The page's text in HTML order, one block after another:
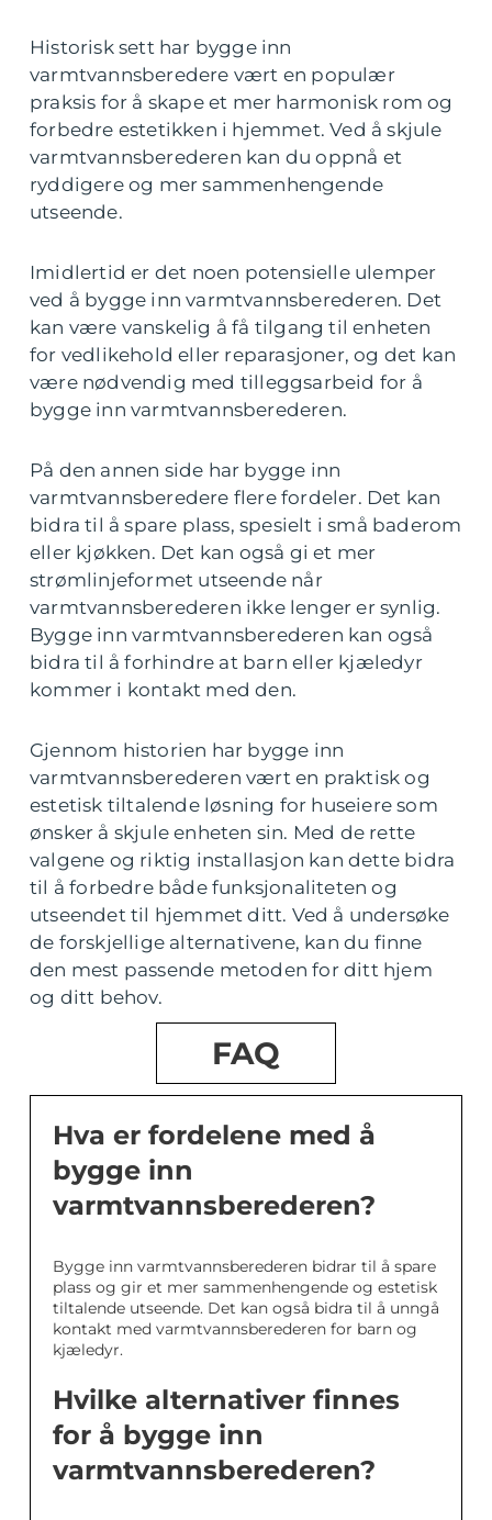
Historisk sett har bygge inn
varmtvannsberedere vært en populær
praksis for å skape et mer harmonisk rom og
forbedre estetikken i hjemmet. Ved å skjule
varmtvannsberederen kan du oppnå et
ryddigere og mer sammenhengende
utseende.
Imidlertid er det noen potensielle ulemper
ved å bygge inn varmtvannsberederen. Det
kan være vanskelig å få tilgang til enheten
for vedlikehold eller reparasjoner, og det kan
være nødvendig med tilleggsarbeid for å
bygge inn varmtvannsberederen.
På den annen side har bygge inn
varmtvannsberedere flere fordeler. Det kan
bidra til å spare plass, spesielt i små baderom
eller kjøkken. Det kan også gi et mer
strømlinjeformet utseende når
varmtvannsberederen ikke lenger er synlig.
Bygge inn varmtvannsberederen kan også
bidra til å forhindre at barn eller kjæledyr
kommer i kontakt med den.
Gjennom historien har bygge inn
varmtvannsberederen vært en praktisk og
estetisk tiltalende løsning for huseiere som
ønsker å skjule enheten sin. Med de rette
valgene og riktig installasjon kan dette bidra
til å forbedre både funksjonaliteten og
utseendet til hjemmet ditt. Ved å undersøke
de forskjellige alternativene, kan du finne
den mest passende metoden for ditt hjem
og ditt behov.
FAQ
Hva er fordelene med å
bygge inn
varmtvannsberederen?
Bygge inn varmtvannsberederen bidrar til å spare
plass og gir et mer sammenhengende og estetisk
tiltalende utseende. Det kan også bidra til å unngå
kontakt med varmtvannsberederen for barn og
kjæledyr.
Hvilke alternativer finnes
for å bygge inn
varmtvannsberederen?